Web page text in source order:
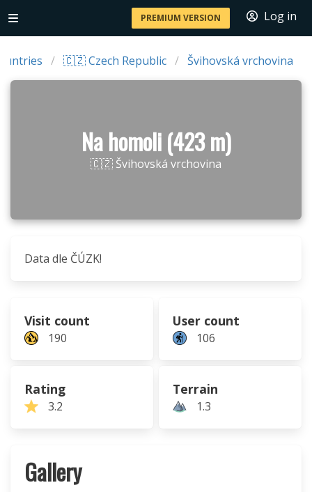
PREMIUM VERSION Log in
🇨🇿 Czech Republic Švihovská vrchovina
Na homoli (423 m)
🇨🇿 Švihovská vrchovina
Data dle ČÚZK!
Visit count
190
User count
106
Rating
3.2
Terrain
1.3
Gallery